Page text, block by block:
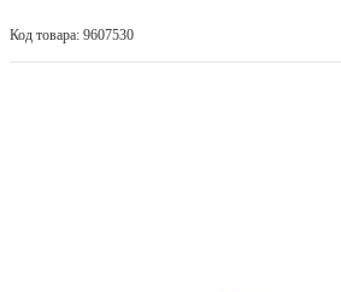
Код товара: 9607530